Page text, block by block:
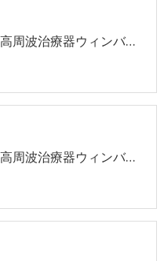
フランス製 高周波治療器ウィンバックが出来ること①
フランス製 高周波治療器ウィンバックが出来ること②